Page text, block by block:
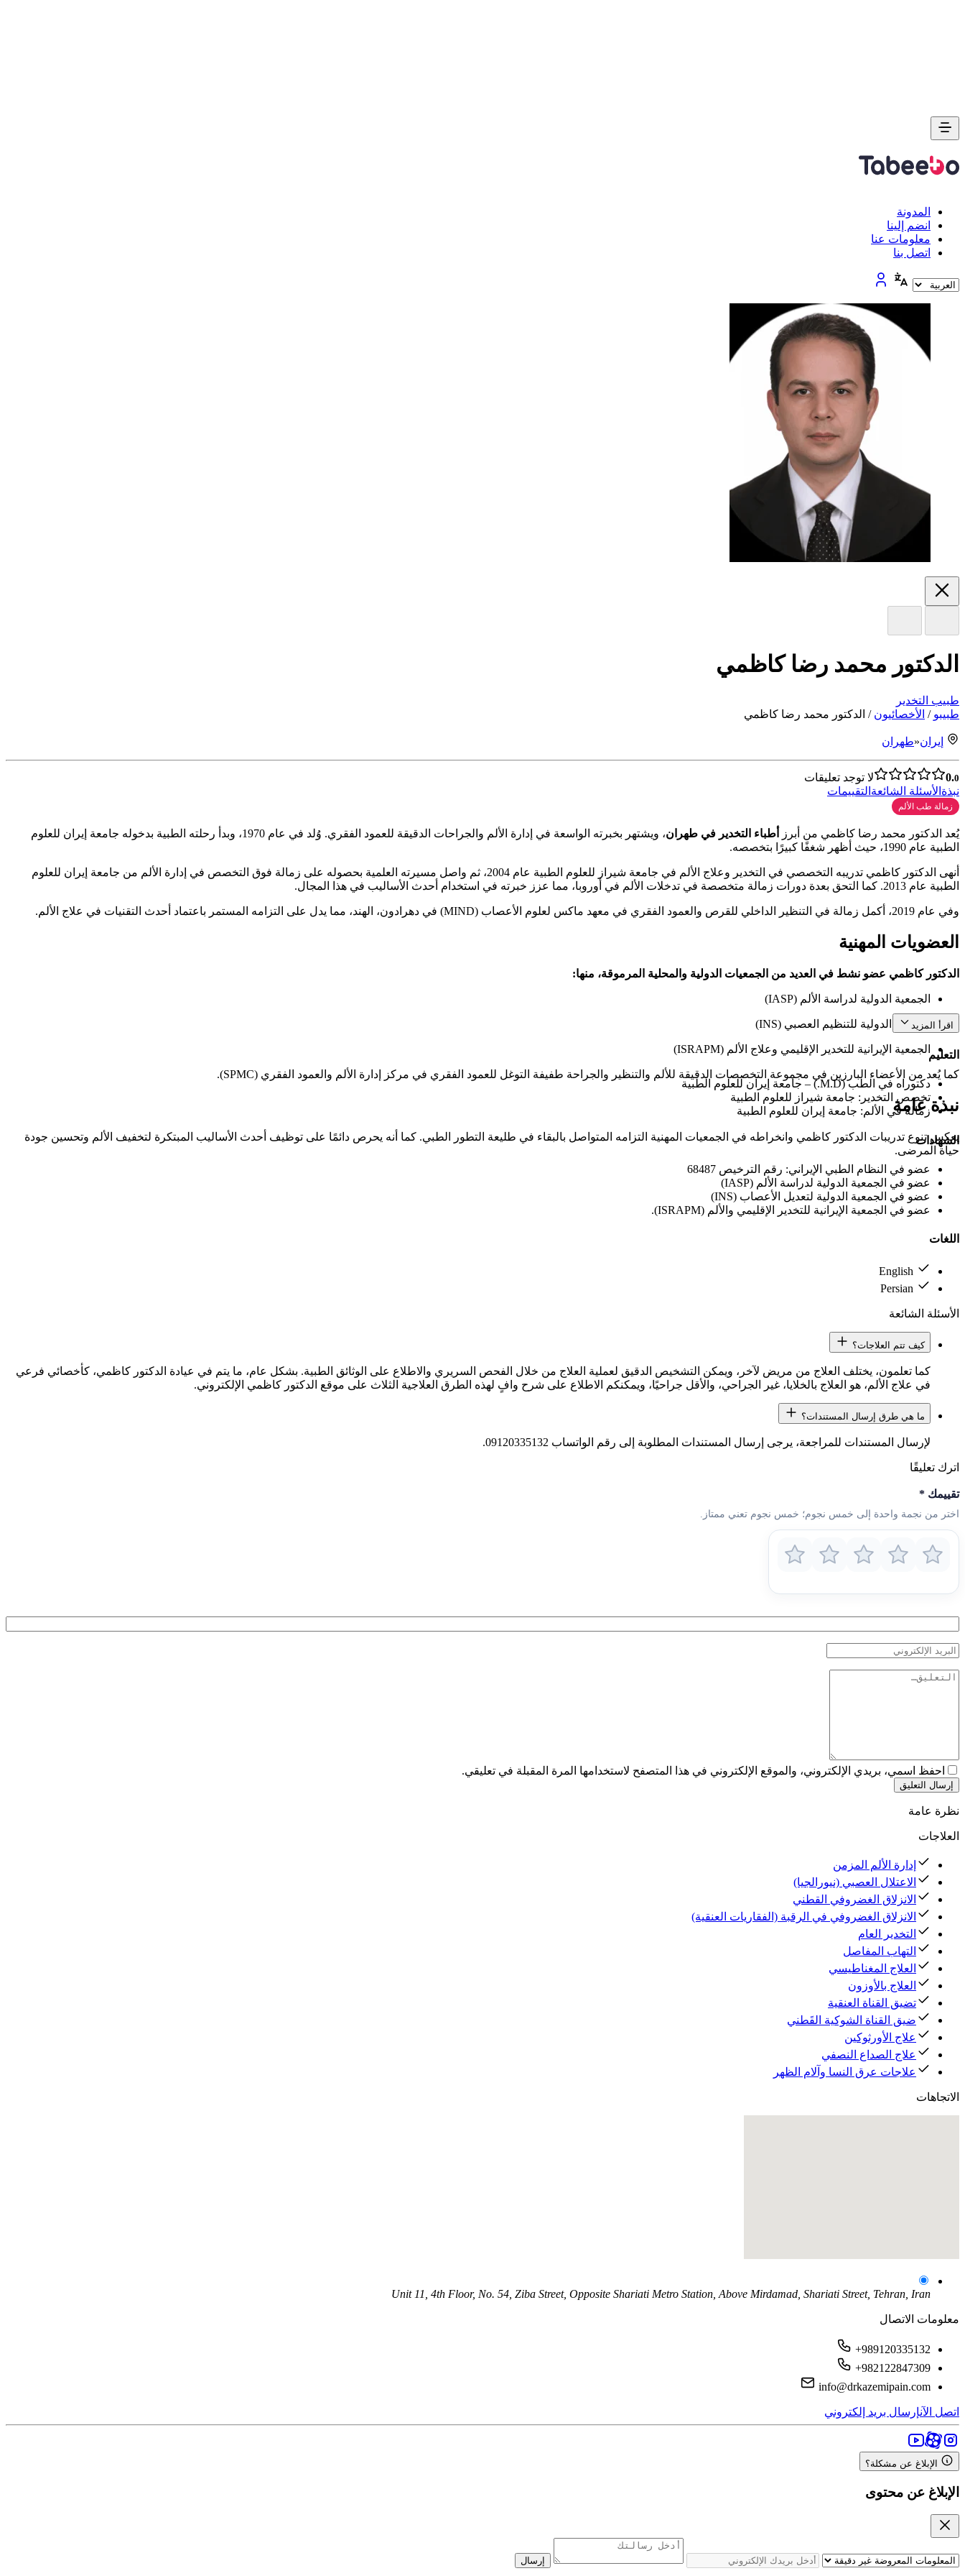
المدونة
انضم إلينا
معلومات عنا
اتصل بنا
الدكتور محمد رضا كاظمي
طبيب التخدير
طبیبو / الأخصائيون / الدكتور محمد رضا كاظمي
إيران«طهران
0.0
لا توجد تعليقات
نبذة الأسئلة الشائعة التقييمات
زمالة طب الألم
يُعد الدكتور محمد رضا كاظمي من أبرز أطباء التخدير في طهران
، ويشتهر بخبرته الواسعة في إدارة الألم والجراحات الدقيقة للعمود الفقري. وُلد في عام 1970، وبدأ رحلته الطبية بدخوله جامعة إيران للعلوم
الطبية عام 1990، حيث أظهر شغفًا كبيرًا بتخصصه.
أنهى الدكتور كاظمي تدريبه التخصصي في التخدير وعلاج الألم في جامعة شيراز للعلوم الطبية عام 2004، ثم واصل مسيرته العلمية بحصوله على زمالة فوق التخصص في إدارة الألم من جامعة إيران للعلوم
الطبية عام 2013. كما التحق بعدة دورات زمالة متخصصة في تدخلات الألم في أوروبا، مما عزز خبرته في استخدام أحدث الأساليب في هذا المجال.
وفي عام 2019، أكمل زمالة في التنظير الداخلي للقرص والعمود الفقري في معهد ماكس لعلوم الأعصاب (MIND) في دهرادون، الهند، مما يدل على التزامه المستمر باعتماد أحدث التقنيات في علاج الألم.
العضويات المهنية
الدكتور كاظمي عضو نشط في العديد من الجمعيات الدولية والمحلية المرموقة، منها:
الجمعية الدولية لدراسة الألم (IASP)
الجمعية الدولية للتنظيم العصبي (INS)
الجمعية الإيرانية للتخدير الإقليمي وعلاج الألم (ISRAPM)
كما يُعد من الأعضاء البارزين في مجموعة التخصصات الدقيقة للألم والتنظير والجراحة طفيفة التوغل للعمود الفقري في مركز إدارة الألم والعمود الفقري (SPMC).
نبذة عامة
يعكس تنوع تدريبات الدكتور كاظمي وانخراطه في الجمعيات المهنية التزامه المتواصل بالبقاء في طليعة التطور الطبي. كما أنه يحرص دائمًا على توظيف أحدث الأساليب المبتكرة لتخفيف الألم وتحسين جودة
حياة المرضى.
اقرأ المزيد
التعليم
دكتوراه في الطب (M.D.) – جامعة إيران للعلوم الطبية
تخصص التخدير: جامعة شيراز للعلوم الطبية
زمالة في الألم: جامعة إيران للعلوم الطبية
الشهادات
عضو في النظام الطبي الإيراني: رقم الترخيص 68487
عضو في الجمعية الدولية لدراسة الألم (IASP)
عضو في الجمعية الدولية لتعديل الأعصاب (INS)
عضو في الجمعية الإيرانية للتخدير الإقليمي والألم (ISRAPM).
اللغات
الأسئلة الشائعة
كيف تتم العلاجات؟
كما تعلمون، يختلف العلاج من مريض لآخر، ويمكن التشخيص الدقيق لعملية العلاج من خلال الفحص السريري والاطلاع على الوثائق الطبية. بشكل عام، ما يتم في عيادة الدكتور كاظمي، كأخصائي فرعي
في علاج الألم، هو العلاج بالخلايا، غير الجراحي، والأقل جراحيًا، ويمكنكم الاطلاع على شرح وافٍ لهذه الطرق العلاجية الثلاث على موقع الدكتور كاظمي الإلكتروني.
ما هي طرق إرسال المستندات؟
لإرسال المستندات للمراجعة، يرجى إرسال المستندات المطلوبة إلى رقم الواتساب 09120335132.
اترك تعليقًا
تقييمك *
اختر من نجمة واحدة إلى خمس نجوم؛ خمس نجوم تعني ممتاز.
احفظ اسمي، بريدي الإلكتروني، والموقع الإلكتروني في هذا المتصفح لاستخدامها المرة المقبلة في تعليقي.
إرسال التعليق
نظرة عامة
العلاجات
إدارة الألم المزمن
الاعتلال العصبي (نيورالجيا)
الانزلاق الغضروفي القطني
الانزلاق الغضروفي في الرقبة (الفقاريات العنقية)
التخدير العام
التهاب المفاصل
العلاج المغناطيسي
العلاج بالأوزون
تضيق القناة العنقية
ضيق القناة الشوكية القَطني
علاج الأورثوكين
علاج الصداع النصفي
علاجات عرق النسا وآلام الظهر
الاتجاهات
Unit 11, 4th Floor, No. 54, Ziba Street, Opposite Shariati Metro Station, Above Mirdamad, Shariati Street, Tehran, Iran
معلومات الاتصال
+989120335132
+982122847309
info@drkazemipain.com
اتصل الآنإرسال بريد إلكتروني
الإبلاغ عن مشكلة؟
الإبلاغ عن محتوى
إرسال